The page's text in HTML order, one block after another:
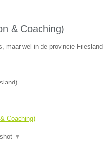
& Coaching)
maar wel in de provincie
)
Coaching)
▼